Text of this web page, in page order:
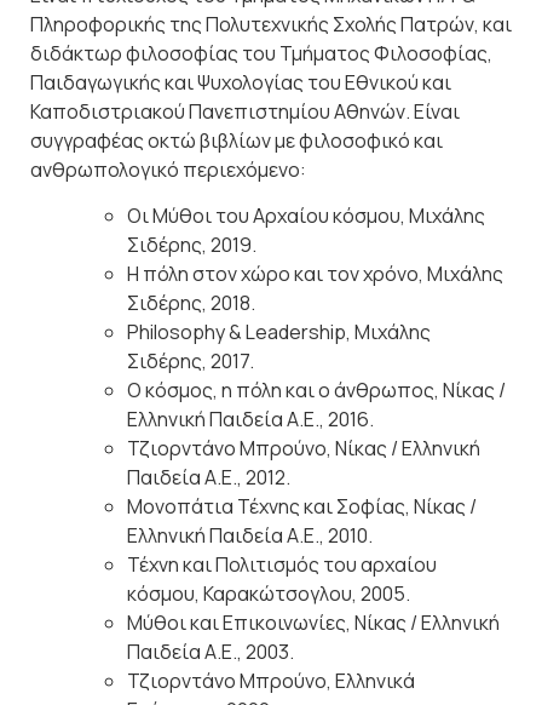
Πληροφορικής της Πολυτεχνικής Σχολής Πατρών, και
διδάκτωρ φιλοσοφίας του Τμήματος Φιλοσοφίας,
Παιδαγωγικής και Ψυχολογίας του Εθνικού και
Καποδιστριακού Πανεπιστημίου Αθηνών. Είναι
συγγραφέας οκτώ βιβλίων με φιλοσοφικό και
ανθρωπολογικό περιεχόμενο:
Οι Μύθοι του Αρχαίου κόσμου, Μιχάλης
Σιδέρης, 2019.
Η πόλη στον χώρο και τον χρόνο, Μιχάλης
Σιδέρης, 2018.
Philosophy & Leadership, Μιχάλης
Σιδέρης, 2017.
Ο κόσμος, η πόλη και ο άνθρωπος, Νίκας /
Ελληνική Παιδεία Α.Ε., 2016.
Τζιορντάνο Μπρούνο, Νίκας / Ελληνική
Παιδεία Α.Ε., 2012.
Μονοπάτια Τέχνης και Σοφίας, Νίκας /
Ελληνική Παιδεία Α.Ε., 2010.
Τέχνη και Πολιτισμός του αρχαίου
κόσμου, Καρακώτσογλου, 2005.
Μύθοι και Επικοινωνίες, Νίκας / Ελληνική
Παιδεία Α.Ε., 2003.
Τζιορντάνο Μπρούνο, Ελληνικά